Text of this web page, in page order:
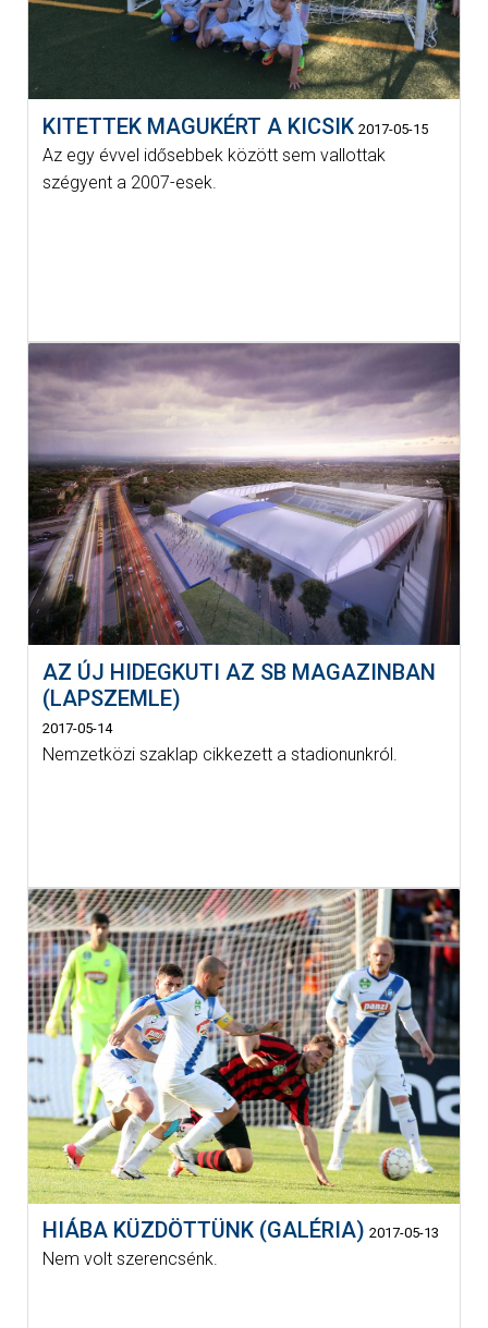
KITETTEK MAGUKÉRT A KICSIK 2017-05-15
Az egy évvel idősebbek között sem vallottak
szégyent a 2007-esek.
AZ ÚJ HIDEGKUTI AZ SB MAGAZINBAN
(LAPSZEMLE)
2017-05-14
Nemzetközi szaklap cikkezett a stadionunkról.
HIÁBA KÜZDÖTTÜNK (GALÉRIA) 2017-05-13
Nem volt szerencsénk.